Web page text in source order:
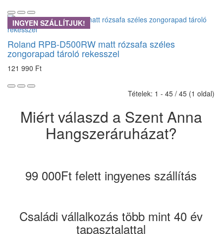
INGYEN SZÁLLÍTJUK!
Roland RPB-D500RW matt rózsafa széles
zongorapad tároló rekesszel
121 990 Ft
Tételek: 1 - 45 / 45 (1 oldal)
Miért válaszd a Szent Anna
Hangszeráruházat?
99 000Ft felett ingyenes szállítás
Családi vállalkozás több mint 40 év
tapasztalattal